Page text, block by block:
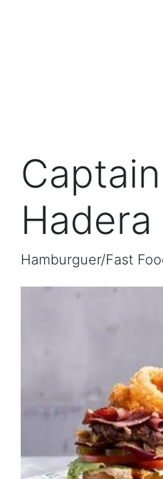
Hadera
Hamburguer/Fast